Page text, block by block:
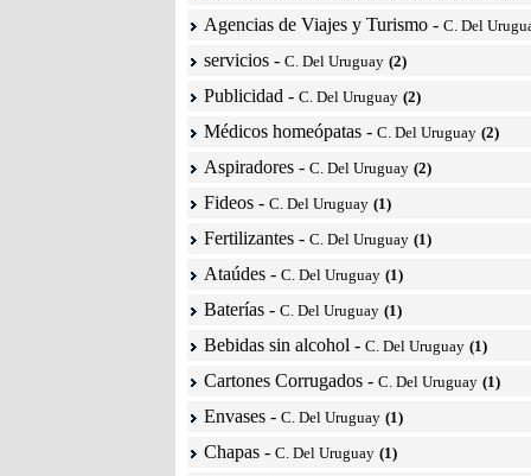
Agencias de Viajes y Turismo - C. Del
servicios - C. Del Uruguay (2)
Publicidad - C. Del Uruguay (2)
Médicos homeópatas - C. Del Uruguay (2)
Aspiradores - C. Del Uruguay (2)
Fideos - C. Del Uruguay (1)
Fertilizantes - C. Del Uruguay (1)
Ataúdes - C. Del Uruguay (1)
Baterías - C. Del Uruguay (1)
Bebidas sin alcohol - C. Del Uruguay (1)
Cartones Corrugados - C. Del Uruguay (1)
Envases - C. Del Uruguay (1)
Chapas - C. Del Uruguay (1)